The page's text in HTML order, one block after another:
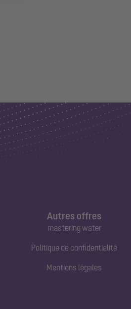
Autres offres
mastering water
Politique de confidentialité
Mentions légales